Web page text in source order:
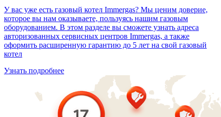
У вас уже есть газовый котел Immergas? Мы ценим доверие,
которое вы нам оказываете, пользуясь нашим газовым
оборудованием. В этом разделе вы сможете узнать адреса
авторизованных сервисных центров Immergas, а также
оформить расширенную гарантию до 5 лет на свой газовый
котел
Узнать подробнее